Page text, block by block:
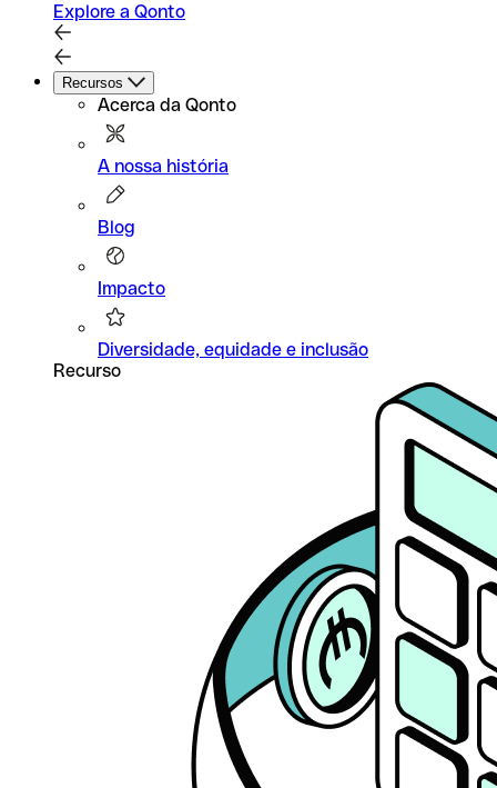
Explore a Qonto
Recursos
Acerca da Qonto
A nossa história
Blog
Impacto
Diversidade, equidade e inclusão
Recurso